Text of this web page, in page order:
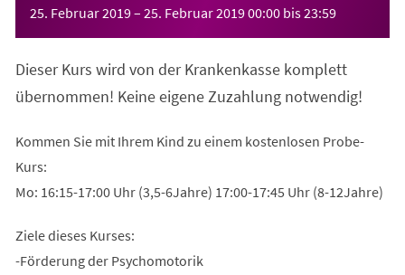
25. Februar 2019– 25. Februar 201900:00 bis23:59
Dieser Kurs wird von der Krankenkasse komplett
übernommen! Keine eigene Zuzahlung notwendig!
Kommen Sie mit Ihrem Kind zu einem kostenlosen Probe-
Kurs:
Mo: 16:15-17:00 Uhr (3,5-6Jahre) 17:00-17:45 Uhr (8-12Jahre)
Ziele dieses Kurses:
-Förderung der Psychomotorik